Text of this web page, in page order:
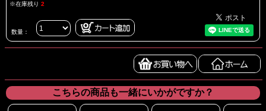
※在庫残り 2
数量：
こちらの商品も一緒にいかがですか？